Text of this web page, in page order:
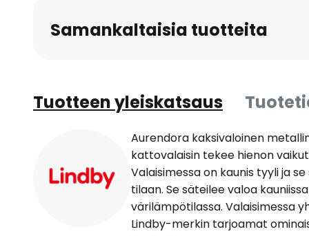
Samankaltaisia tuotteita
Tuotteen yleiskatsaus
Aurendora kaksivaloinen
kattovalaisin tekee hienon
Valaisimessa on kaunis tyyli ja
tilaan. Se säteilee valoa
värilämpötilassa. Valaisimessa
Lindby-merkin tarjoamat